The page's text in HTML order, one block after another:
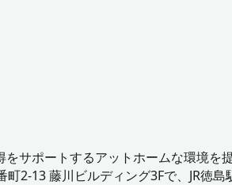
サポートするアットホームな環境を
2-13 藤川ビルディング3Fで、JR徳